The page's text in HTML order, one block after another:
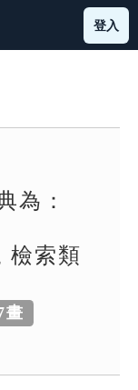
登入
為：
索類
畫